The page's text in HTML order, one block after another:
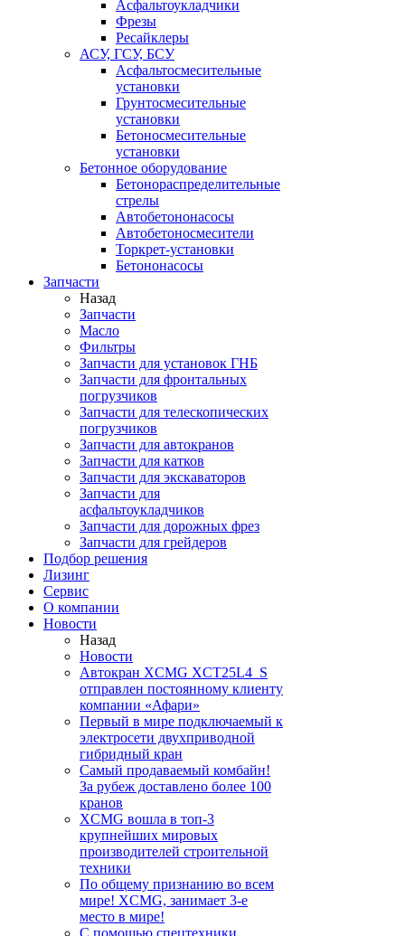
Асфальтоукладчики
Фрезы
Ресайклеры
АСУ, ГСУ, БСУ
Асфальтосмесительные
установки
Грунтосмесительные
установки
Бетоносмесительные
установки
Бетонное оборудование
Бетонораспределительные
стрелы
Автобетононасосы
Автобетоносмесители
Торкрет-установки
Бетононасосы
Запчасти
Назад
Запчасти
Масло
Фильтры
Запчасти для установок ГНБ
Запчасти для фронтальных
погрузчиков
Запчасти для телескопических
погрузчиков
Запчасти для автокранов
Запчасти для катков
Запчасти для экскаваторов
Запчасти для
асфальтоукладчиков
Запчасти для дорожных фрез
Запчасти для грейдеров
Подбор решения
Лизинг
Сервис
О компании
Новости
Назад
Новости
Автокран XCMG XCT25L4_S
отправлен постоянному клиенту
компании «Афари»
Первый в мире подключаемый к
электросети двухприводной
гибридный кран
Самый продаваемый комбайн!
За рубеж доставлено более 100
кранов
XCMG вошла в топ-3
крупнейших мировых
производителей строительной
техники
По общему признанию во всем
мире! XCMG, занимает 3-е
место в мире!
С помощью спецтехники